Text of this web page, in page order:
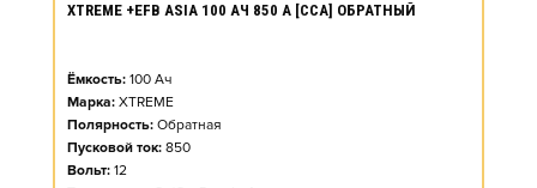
XTREME +EFB ASIA 100 АЧ 850 А [CCA] ОБРАТНЫЙ
Ёмкость: 100 Ач
Марка: XTREME
Полярность: Обратная
Пусковой ток: 850
Вольт: 12